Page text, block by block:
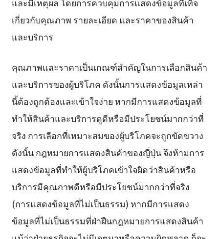
และมีเหตุผล โดยการควบคุมการแสดงข้อมูลที่เท็จ
เกี่ยวกับคุณภาพ รายละเอียด และราคาของสินค้า
และบริการ
คุณภาพและราคาเป็นเกณฑ์สำคัญในการเลือกสินค้า
และบริการของผู้บริโภค ดังนั้นการแสดงข้อมูลเหล่า
นี้ต้องถูกต้องและเข้าใจง่าย หากมีการแสดงข้อมูลที่
ทำให้สินค้าและบริการดูดีหรือมีประโยชน์มากกว่าที่
จริง การเลือกที่เหมาะสมของผู้บริโภคจะถูกขัดขวาง
ดังนั้น กฎหมายการแสดงสินค้าของญี่ปุ่น จึงห้ามการ
แสดงข้อมูลที่ทำให้ผู้บริโภคเข้าใจผิดว่าสินค้าหรือ
บริการมีคุณภาพดีหรือมีประโยชน์มากกว่าที่จริง
(การแสดงข้อมูลที่ไม่เป็นธรรม) หากมีการแสดง
ข้อมูลที่ไม่เป็นธรรมที่ฝ่าฝืนกฎหมายการแสดงสินค้า